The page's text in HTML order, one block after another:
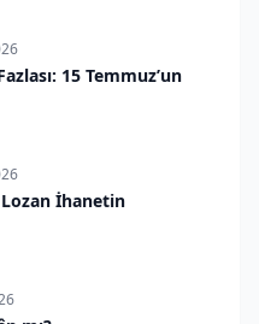
15 Temmuz’un
İhanetin